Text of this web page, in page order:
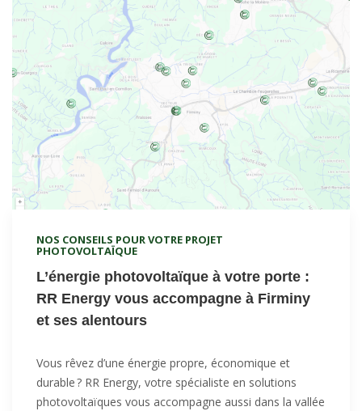
panneaux
solaires
à
Bourg-
en-
Bresse
NOS CONSEILS POUR VOTRE PROJET
PHOTOVOLTAÏQUE
L’énergie photovoltaïque à votre porte :
RR Energy vous accompagne à Firminy
et ses alentours
Vous rêvez d’une énergie propre, économique et
durable ? RR Energy, votre spécialiste en solutions
photovoltaïques vous accompagne aussi dans la vallée